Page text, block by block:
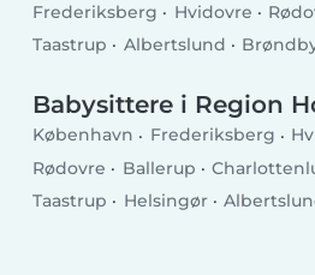
Frederiksberg Hvidovre
Taastrup
Albertslund
Babysittere i Region
København Frederiksberg
Rødovre
Ballerup
Taastrup
Helsingør